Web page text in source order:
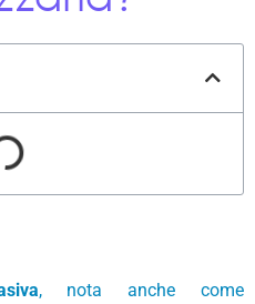
, nota anche come